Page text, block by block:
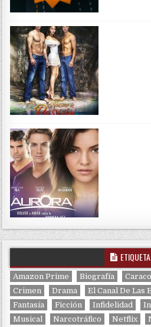
Amazon Prime Biografía
Crimen
Drama El Canal De Las
Fantasía
Ficción Infidelidad
Musical
Narcotráfico Netflix